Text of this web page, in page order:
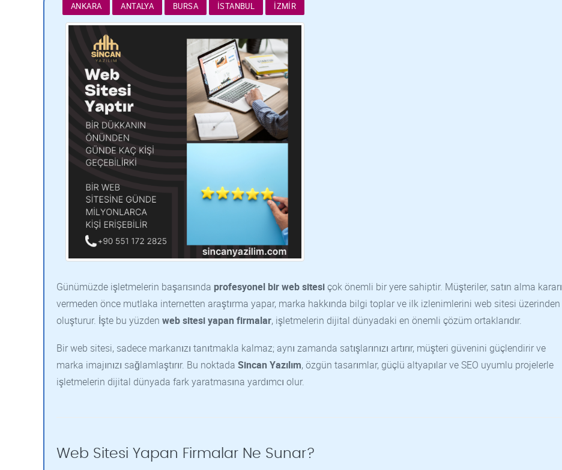
ANKARA ANTALYA BURSA İSTANBUL İZMIR
Günümüzde işletmelerin başarısında profesyonel bir web sitesiçok önemli bir yere sahiptir. Müşteriler, satın alma kararı
vermeden önce mutlaka internetten araştırma yapar, marka hakkında bilgi toplar ve ilk izlenimlerini web sitesi üzerinden
oluşturur. İşte bu yüzden web sitesi yapan firmalar, işletmelerin dijital dünyadaki en önemli çözüm ortaklarıdır.
Bir web sitesi, sadece markanızı tanıtmakla kalmaz; aynı zamanda satışlarınızı artırır, müşteri güvenini güçlendirir ve
marka imajınızı sağlamlaştırır. Bu noktada Sincan Yazılım, özgün tasarımlar, güçlü altyapılar ve SEO uyumlu projelerle
işletmelerin dijital dünyada fark yaratmasına yardımcı olur.
Web Sitesi Yapan Firmalar Ne Sunar?